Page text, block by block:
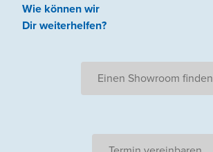
Wie können wir
Dir weiterhelfen?
Einen Showroom finden